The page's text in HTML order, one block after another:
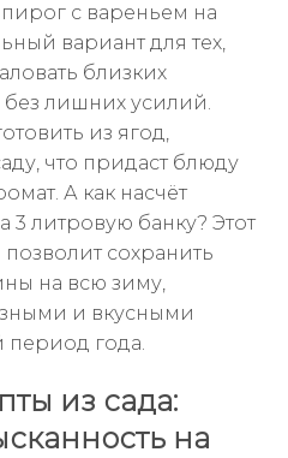
с вареньем на
вариант для тех,
близких
лишних усилий.
из ягод,
что придаст блюду
А как насчёт
3 литровую банку? Этот
сохранить
на всю зиму,
и вкусными
года.
из сада:
на